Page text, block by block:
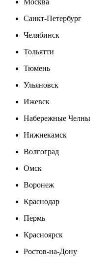
Санкт-Петербург
Челябинск
Тольятти
Тюмень
Ульяновск
Ижевск
Набережные Челны
Нижнекамск
Волгоград
Омск
Воронеж
Краснодар
Пермь
Красноярск
Ростов-на-Дону